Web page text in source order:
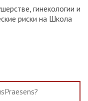
гинекологии и
риски на Школа